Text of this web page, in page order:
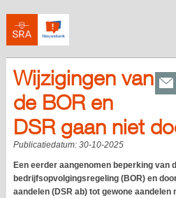
Wijzigingen van
de BOR en
DSR gaan niet
Publicatiedatum: 30-10-2025
Een eerder aangenomen beperking van
bedrijfsopvolgingsregeling (BOR) en
aandelen (DSR ab) tot gewone aandelen